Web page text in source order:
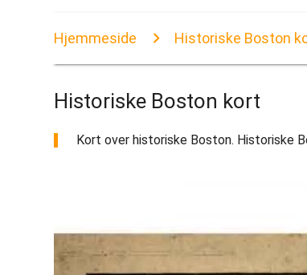
Hjemmeside Historiske Boston
Historiske Boston kort
Kort over historiske Boston. Historiske